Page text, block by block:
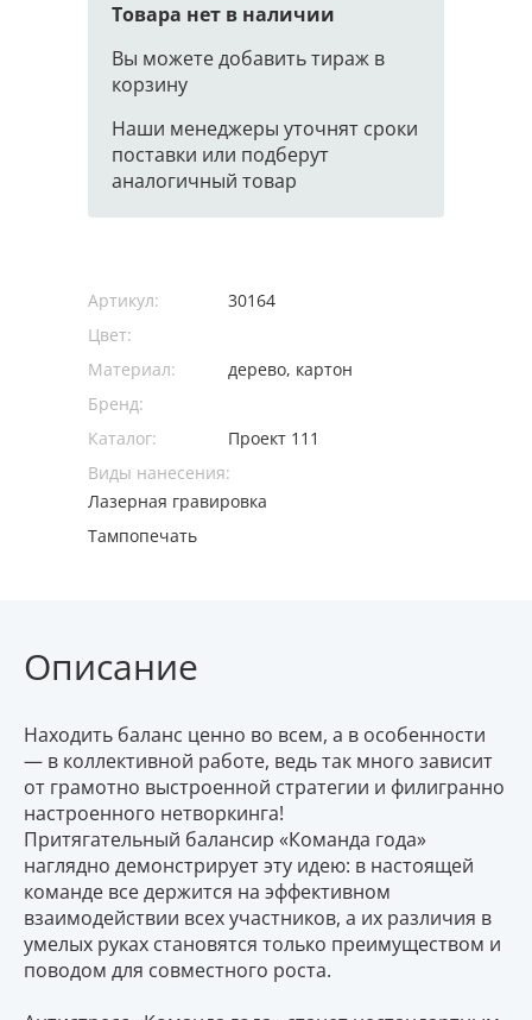
Товара нет в наличии
Вы можете добавить тираж в
корзину
Наши менеджеры уточнят сроки
поставки или подберут
аналогичный товар
Артикул:
30164
Цвет:
Материал:
дерево, картон
Бренд:
Каталог:
Проект 111
Виды нанесения:
Лазерная гравировка
Тампопечать
Описание
Находить баланс ценно во всем, а в особенности
— в коллективной работе, ведь так много зависит
от грамотно выстроенной стратегии и филигранно
настроенного нетворкинга!
Притягательный балансир «Команда года»
наглядно демонстрирует эту идею: в настоящей
команде все держится на эффективном
взаимодействии всех участников, а их различия в
умелых руках становятся только преимуществом и
поводом для совместного роста.